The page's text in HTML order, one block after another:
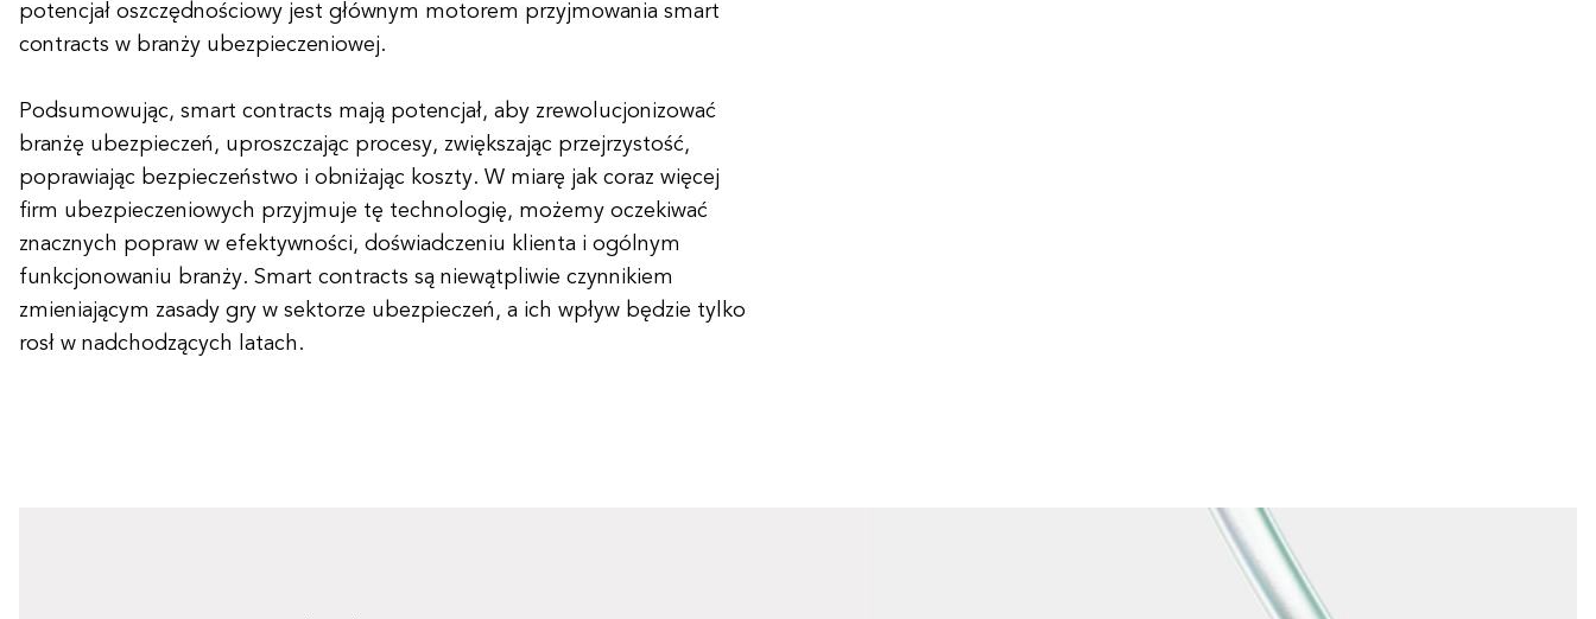
potencjał oszczędnościowy jest głównym motorem przyjmowania smart
contracts w branży ubezpieczeniowej.
Podsumowując, smart contracts mają potencjał, aby zrewolucjonizować
branżę ubezpieczeń, uproszczając procesy, zwiększając przejrzystość,
poprawiając bezpieczeństwo i obniżając koszty. W miarę jak coraz więcej
firm ubezpieczeniowych przyjmuje tę technologię, możemy oczekiwać
znacznych popraw w efektywności, doświadczeniu klienta i ogólnym
funkcjonowaniu branży. Smart contracts są niewątpliwie czynnikiem
zmieniającym zasady gry w sektorze ubezpieczeń, a ich wpływ będzie tylko
rosł w nadchodzących latach.